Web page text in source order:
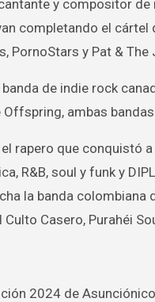
y compositor
completando el
PornoStars y Pat & The
de indie rock
ambas
rapero que conquistó
R&B, soul y funk y
la banda colombiana
Casero, Purahéi
2024 de